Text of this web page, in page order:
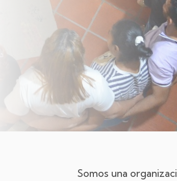
Somos una